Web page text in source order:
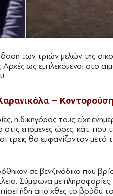
των τριών μελών της
ως εμπλεκόμενοι στο
– Κοντορούση
η δικηγόρος τους είχε
επόμενες ώρες, κάτι που
τρεις θα εμφανίζονταν μετά
σε βενζινάδικο που
Σύμφωνα με πληροφορίες,
ήδη από χθες το βράδυ